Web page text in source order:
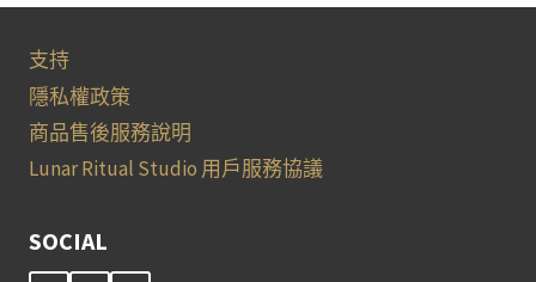
支持
隱私權政策
商品售後服務說明
Lunar Ritual Studio 用戶服務協議
SOCIAL